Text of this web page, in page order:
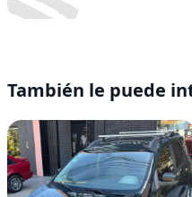
También le puede